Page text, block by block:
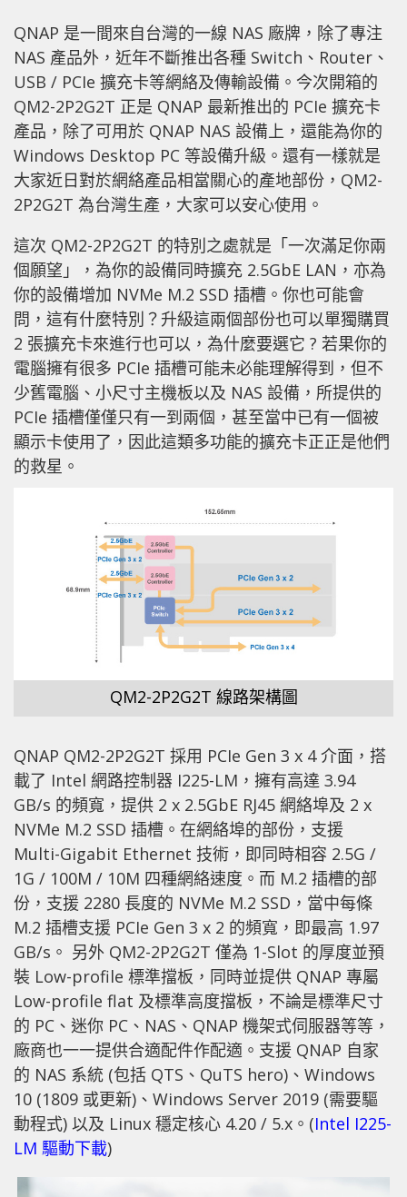
QNAP 是一間來自台灣的一線 NAS 廠牌，除了專注
NAS 產品外，近年不斷推出各種 Switch、Router、
USB / PCIe 擴充卡等網絡及傳輸設備。今次開箱的
QM2-2P2G2T 正是 QNAP 最新推出的 PCIe 擴充卡
產品，除了可用於 QNAP NAS 設備上，還能為你的
Windows Desktop PC 等設備升級。還有一樣就是
大家近日對於網絡產品相當關心的產地部份，QM2-
2P2G2T 為台灣生產，大家可以安心使用。
這次 QM2-2P2G2T 的特別之處就是「一次滿足你兩
個願望」，為你的設備同時擴充 2.5GbE LAN，亦為
你的設備增加 NVMe M.2 SSD 插槽。你也可能會
問，這有什麼特別？升級這兩個部份也可以單獨購買
2 張擴充卡來進行也可以，為什麼要選它 ? 若果你的
電腦擁有很多 PCIe 插槽可能未必能理解得到，但不
少舊電腦、小尺寸主機板以及 NAS 設備，所提供的
PCIe 插槽僅僅只有一到兩個，甚至當中已有一個被
顯示卡使用了，因此這類多功能的擴充卡正正是他們
的救星。
QM2-2P2G2T 線路架構圖
QNAP QM2-2P2G2T 採用 PCIe Gen 3 x 4 介面，搭
載了 Intel 網路控制器 I225-LM，擁有高達 3.94
GB/s 的頻寬，提供 2 x 2.5GbE RJ45 網絡埠及 2 x
NVMe M.2 SSD 插槽。在網絡埠的部份，支援
Multi-Gigabit Ethernet 技術，即同時相容 2.5G /
1G / 100M / 10M 四種網絡速度。而 M.2 插槽的部
份，支援 2280 長度的 NVMe M.2 SSD，當中每條
M.2 插槽支援 PCIe Gen 3 x 2 的頻寬，即最高 1.97
GB/s。 另外 QM2-2P2G2T 僅為 1-Slot 的厚度並預
裝 Low-profile 標準擋板，同時並提供 QNAP 專屬
Low-profile flat 及標準高度擋板，不論是標準尺寸
的 PC、迷你 PC、NAS、QNAP 機架式伺服器等等，
廠商也一一提供合適配件作配適。支援 QNAP 自家
的 NAS 系統 (包括 QTS、QuTS hero)、Windows
10 (1809 或更新)、Windows Server 2019 (需要驅
動程式) 以及 Linux 穩定核心 4.20 / 5.x。(Intel I225-
LM 驅動下載)